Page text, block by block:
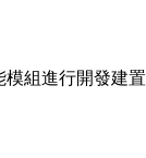
模組進行開發建置